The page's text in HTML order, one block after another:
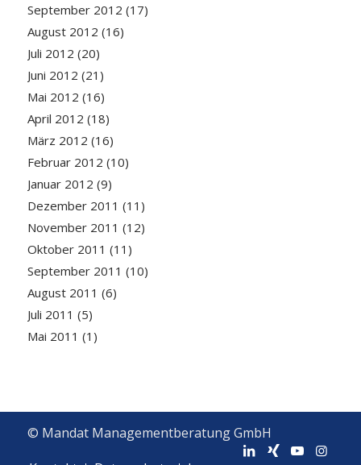
September 2012 (17)
August 2012 (16)
Juli 2012 (20)
Juni 2012 (21)
Mai 2012 (16)
April 2012 (18)
März 2012 (16)
Februar 2012 (10)
Januar 2012 (9)
Dezember 2011 (11)
November 2011 (12)
Oktober 2011 (11)
September 2011 (10)
August 2011 (6)
Juli 2011 (5)
Mai 2011 (1)
© Mandat Managementberatung GmbH